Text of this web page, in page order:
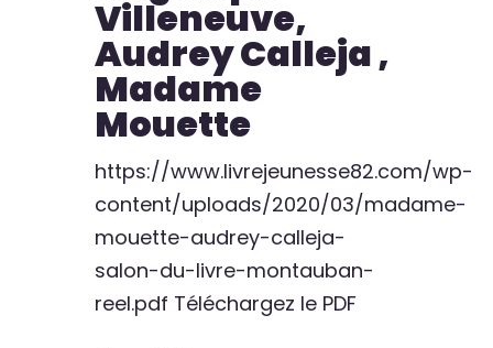
Villeneuve,
Audrey Calleja ,
Madame
Mouette
https://www.livrejeunesse82.com/wp-
content/uploads/2020/03/madame-
mouette-audrey-calleja-
salon-du-livre-montauban-
reel.pdf Téléchargez le PDF